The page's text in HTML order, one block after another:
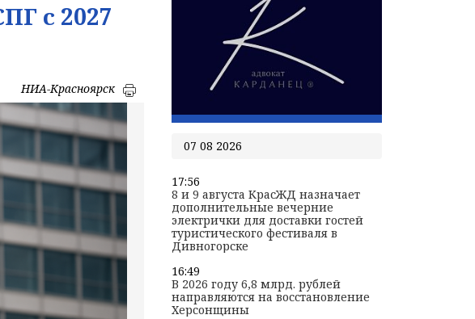
с 2027
НИА-Красноярск
07 08 2026
17:56
8 и 9 августа КрасЖД назначает
дополнительные вечерние
электрички для доставки гостей
туристического фестиваля в
Дивногорске
16:49
В 2026 году 6,8 млрд. рублей
направляются на восстановление
Херсонщины